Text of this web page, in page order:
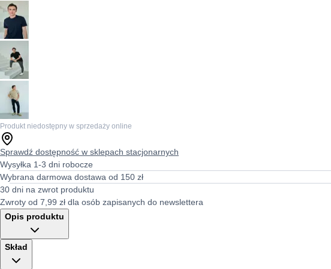
Produkt niedostępny w sprzedaży online
Sprawdź dostępność w sklepach stacjonarnych
Wysyłka 1-3 dni robocze
Wybrana darmowa dostawa od 150 zł
30 dni na zwrot produktu
Zwroty od 7,99 zł dla osób zapisanych do newslettera
Opis produktu
Skład